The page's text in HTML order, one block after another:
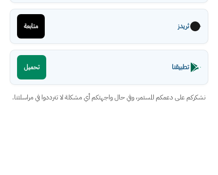
ثريدز متابعة
تطبيقنا تحميل
نشكركم على دعمكم المستمر، وفي حال واجهتكم أي مشكلة لا تترددوا في مراسلتنا.